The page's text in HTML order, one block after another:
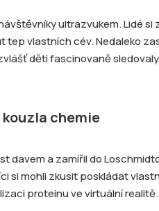
ultrazvukem. Lidé
tep vlastních cév. Nedaleko
děti fascinovaně
chemie
davem a zamířil do
si mohli zkusit poskládat
proteinu ve virtuální realitě.